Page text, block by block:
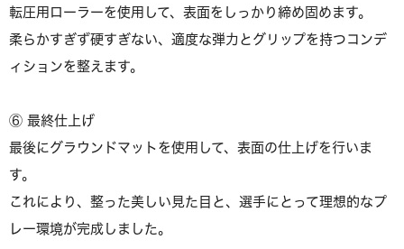
転圧用ローラーを使用して、表面をしっかり締め固めます。
柔らかすぎず硬すぎない、適度な弾力とグリップを持つコンデ
ィションを整えます。
⑥ 最終仕上げ
最後にグラウンドマットを使用して、表面の仕上げを行いま
す。
これにより、整った美しい見た目と、選手にとって理想的なプ
レー環境が完成しました。